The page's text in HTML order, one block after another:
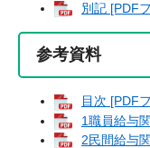
別記 [PDF
参考資料
目次 [PDF
1職員給与
2民間給与